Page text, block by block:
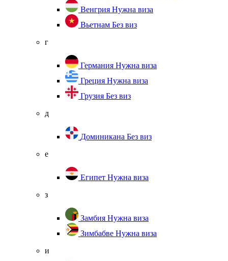
Венгрия Нужна виза
Вьетнам Без виз
г
Германия Нужна виза
Греция Нужна виза
Грузия Без виз
д
Доминикана Без виз
е
Египет Нужна виза
з
Замбия Нужна виза
Зимбабве Нужна виза
и